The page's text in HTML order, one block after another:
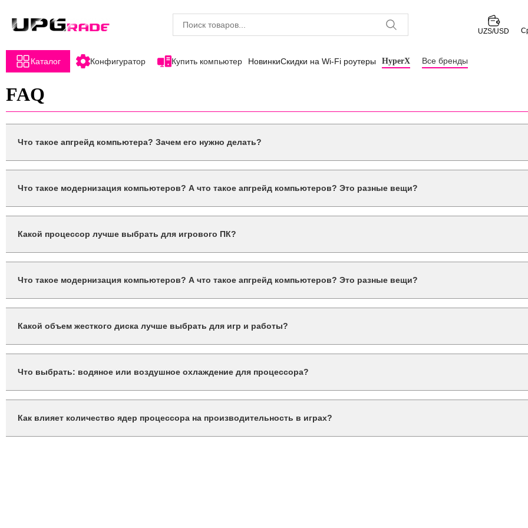
UZS/USD
Каталог Конфигуратор Купить компьютер НовинкиСкидки на Wi-Fi роутеры HyperX Все бренды
FAQ
Что такое апгрейд компьютера? Зачем его нужно делать?
Апгрейд компьютера — замена, добавление компонентов ПК на более новые. Это увеличивает его производительность и
Что такое модернизация компьютеров? А что такое апгрейд компьютеров? Это разные вещи?
Модернизация и апгрейд — часто взаимозаменяемые термины. Модернизация может включать как апгрейд компонентов, так и
Какой процессор лучше выбрать для игрового ПК?
Выбор процессора зависит от бюджета и задач. Для игр стоит рассмотреть модели с высокой тактовой частотой, например, Intel
Что такое модернизация компьютеров? А что такое апгрейд компьютеров? Это разные вещи?
Модернизация и апгрейд — часто взаимозаменяемые термины. Модернизация может включать как апгрейд компонентов, так и
Какой объем жесткого диска лучше выбрать для игр и работы?
Для современных игр и работы с большими файлами рекомендуется использовать SSD объемом от 500 ГБ до 1 ТБ для быстрого
дополнительный накопитель для хранения данных.
Что выбрать: водяное или воздушное охлаждение для процессора?
Водяное охлаждение обеспечивает лучшую теплоотдачу и меньше шума, но стоит дороже. Воздушное охлаждение — более
проще в установке.
Как влияет количество ядер процессора на производительность в играх?